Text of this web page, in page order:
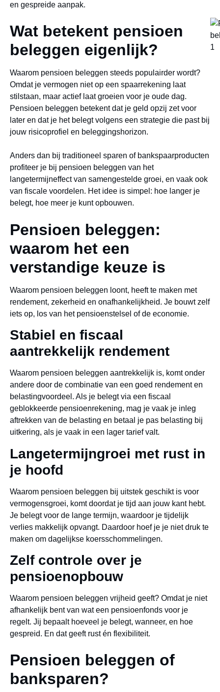
en gespreide aanpak.
Wat betekent pensioen
beleggen eigenlijk?
Waarom pensioen beleggen steeds populairder wordt?
Omdat je vermogen niet op een spaarrekening laat
stilstaan, maar actief laat groeien voor je oude dag.
Pensioen beleggen betekent dat je geld opzij zet voor
later en dat je het belegt volgens een strategie die past bij
jouw risicoprofiel en beleggingshorizon.
Anders dan bij traditioneel sparen of bankspaarproducten
profiteer je bij pensioen beleggen van het
langetermijneffect van samengestelde groei, en vaak ook
van fiscale voordelen. Het idee is simpel: hoe langer je
belegt, hoe meer je kunt opbouwen.
Pensioen beleggen:
waarom het een
verstandige keuze is
Waarom pensioen beleggen loont, heeft te maken met
rendement, zekerheid en onafhankelijkheid. Je bouwt zelf
iets op, los van het pensioenstelsel of de economie.
Stabiel en fiscaal
aantrekkelijk rendement
Waarom pensioen beleggen aantrekkelijk is, komt onder
andere door de combinatie van een goed rendement en
belastingvoordeel. Als je belegt via een fiscaal
geblokkeerde pensioenrekening, mag je vaak je inleg
aftrekken van de belasting en betaal je pas belasting bij
uitkering, als je vaak in een lager tarief valt.
Langetermijngroei met rust in
je hoofd
Waarom pensioen beleggen bij uitstek geschikt is voor
vermogensgroei, komt doordat je tijd aan jouw kant hebt.
Je belegt voor de lange termijn, waardoor je tijdelijk
verlies makkelijk opvangt. Daardoor hoef je je niet druk te
maken om dagelijkse koersschommelingen.
Zelf controle over je
pensioenopbouw
Waarom pensioen beleggen vrijheid geeft? Omdat je niet
afhankelijk bent van wat een pensioenfonds voor je
regelt. Jij bepaalt hoeveel je belegt, wanneer, en hoe
gespreid. En dat geeft rust én flexibiliteit.
Pensioen beleggen of
banksparen?